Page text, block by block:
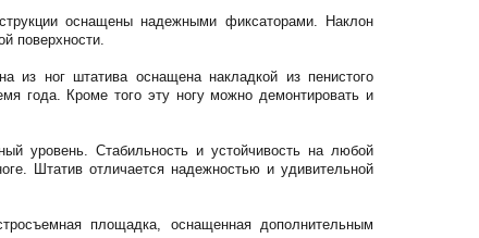
оснащены надежными фиксаторами. Наклон
поверхности.
из ног штатива оснащена накладкой из пенистого
года. Кроме того эту ногу можно демонтировать и
уровень. Стабильность и устойчивость на любой
Штатив отличается надежностью и удивительной
площадка, оснащенная дополнительным